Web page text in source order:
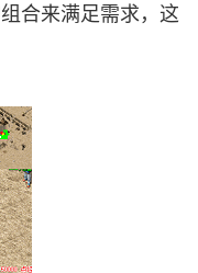
合来满足需求，这